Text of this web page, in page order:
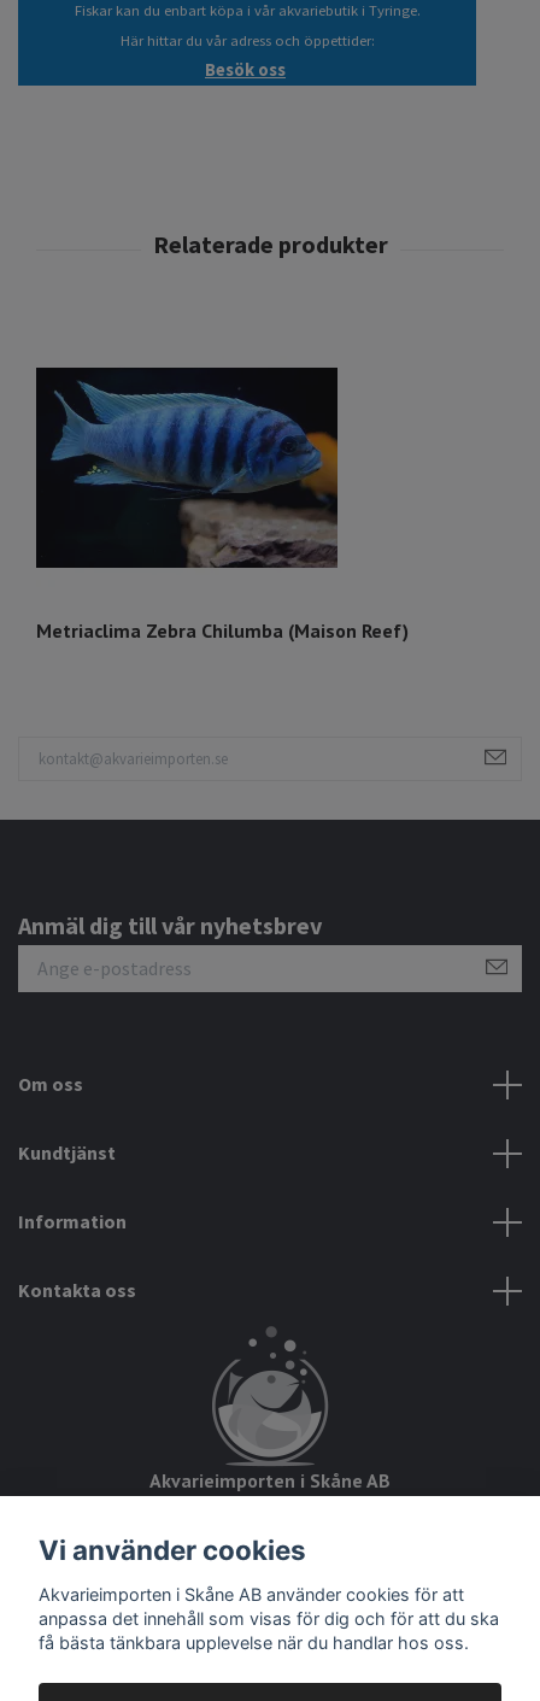
Fiskar kan du enbart köpa i vår akvariebutik i Tyringe.
Här hittar du vår adress och öppettider:
Besök oss
Metriaclima Zebra Chilumba (Maison Reef)
Anmäl dig till vår nyhetsbrev
Om oss
Kundtjänst
Information
Kontakta oss
Akvarieimporten i Skåne AB
28234 Tyringe
Org.nr: 559093-8832
Vi använder cookies
Akvarieimporten i Skåne AB använder cookies för att
anpassa det innehåll som visas för dig och för att du ska
få bästa tänkbara upplevelse när du handlar hos oss.